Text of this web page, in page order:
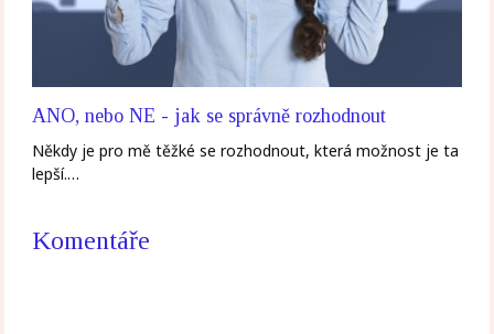
ANO, nebo NE - jak se správně rozhodnout
Někdy je pro mě těžké se rozhodnout, která možnost je ta
lepší.…
Komentáře